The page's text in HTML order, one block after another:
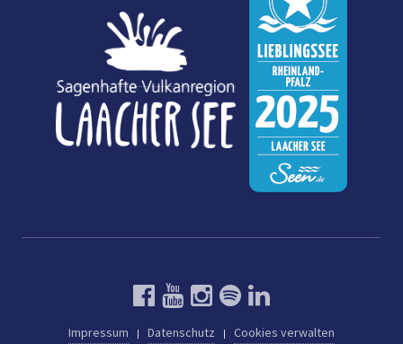
Impressum Datenschutz Cookies verwalten